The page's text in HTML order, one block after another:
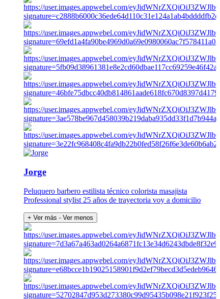
Jorge
Peluquero barbero estilista técnico colorista masajista
Professional stylist 25 años de trayectoria voy a domicilio
+ Ver más - Ver menos